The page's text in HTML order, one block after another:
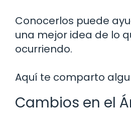
Conocerlos puede
una mejor idea de lo
ocurriendo.
Aquí te comparto
Cambios en el